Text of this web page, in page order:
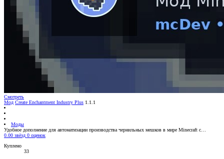
Смотреть
Мод Create Enchantment Industry Plus 1.1.1
Моды
Удобное дополнение для автоматизации производства чернильных мешков в мире Minecraft с…
0.00 звёзд 0 оценок
Куплено
33